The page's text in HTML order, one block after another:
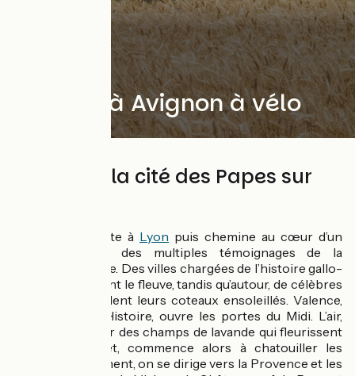
De Lyon à Avignon à vélo
De Lyon à la cité des Papes sur
L’itinéraire débute à Lyon puis chemine au cœur d’un
territoire riche des multiples témoignages de la
navigation fluviale. Des villes chargées de l’histoire gallo-
romaine jalonnent le fleuve, tandis qu’autour, de célèbres
vignobles déroulent leurs coteaux ensoleillés. Valence,
Ville d’Art et d’Histoire, ouvre les portes du Midi. L’air,
chargé de l’odeur des champs de lavande qui fleurissent
en juin et juillet, commence alors à chatouiller les
narines. Doucement, on se dirige vers la Provence et les